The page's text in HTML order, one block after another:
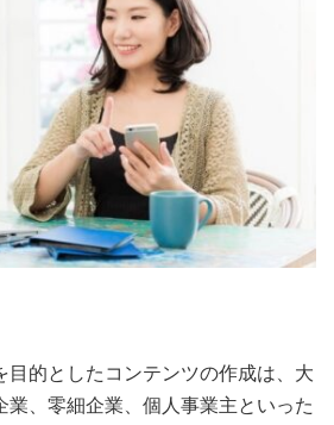
目的としたコンテンツの作成は、大
業、零細企業、個人事業主といった